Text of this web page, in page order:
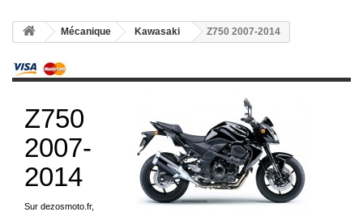
Mécanique Kawasaki Z750 2007-2014
Z750
2007-
2014
Sur dezosmoto.fr,